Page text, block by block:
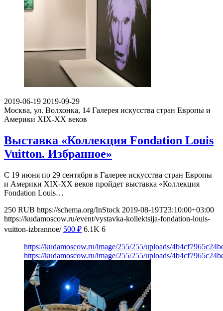
2019-06-19 2019-09-29
Москва, ул. Волхонка, 14 Галерея искусства стран Европы и
Америки XIX-ХХ веков
Выставка «Коллекция Fondation Louis
Vuitton. Избранное»
С 19 июня по 29 сентября в Галерее искусства стран Европы
и Америки XIX-XX веков пройдет выставка «Коллекция
Fondation Louis…
250 RUB https://schema.org/InStock 2019-08-19T23:10:00+03:00
https://kudamoscow.ru/event/vystavka-kollektsija-fondation-louis-
vuitton-izbrannoe/ 500 ₽ 6.1K 6
https://kudamoscow.ru/image/255/255/uploads/
https://kudamoscow.ru/image/255/255/uploads/